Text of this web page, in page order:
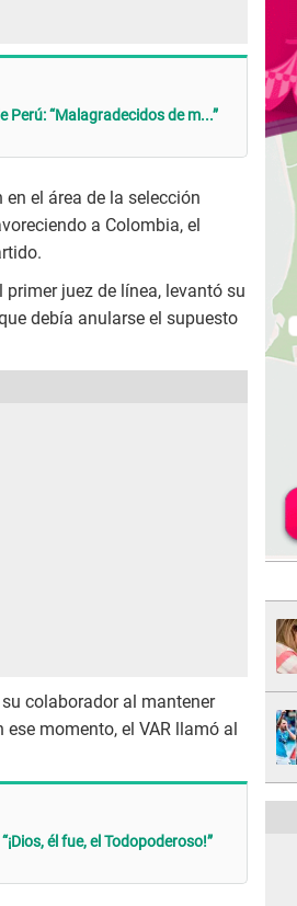
“Malagradecidos de m...”
el área de la selección
a Colombia, el
juez de línea, levantó su
debía anularse el supuesto
colaborador al mantener
momento, el VAR llamó al
él fue, el Todopoderoso!”